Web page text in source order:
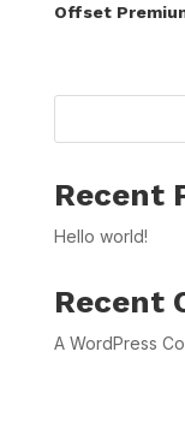
Offset
Recent
Hello world!
Recent
A WordPress